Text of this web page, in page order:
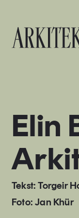
Elin
Tekst: Torgeir
Foto: Jan Khür